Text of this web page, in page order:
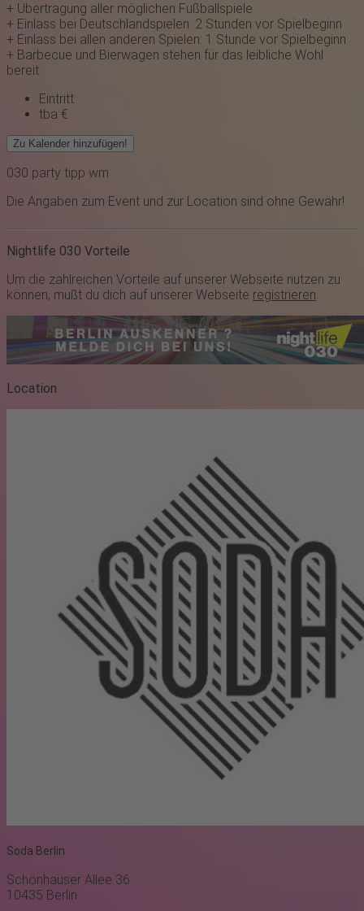
+ Übertragung aller möglichen Fußballspiele
+ Einlass bei Deutschlandspielen: 2 Stunden vor Spielbeginn
+ Einlass bei allen anderen Spielen: 1 Stunde vor Spielbeginn
+ Barbecue und Bierwagen stehen für das leibliche Wohl
bereit
Eintritt
tba €
Zu Kalender hinzufügen!
030 party tipp wm
Die Angaben zum Event und zur Location sind ohne Gewähr!
Nightlife 030 Vorteile
Um die zahlreichen Vorteile auf unserer Webseite nutzen zu
können, mußt du dich auf unserer Webseite registrieren.
Location
Soda Berlin
Schönhauser Allee 36
10435 Berlin